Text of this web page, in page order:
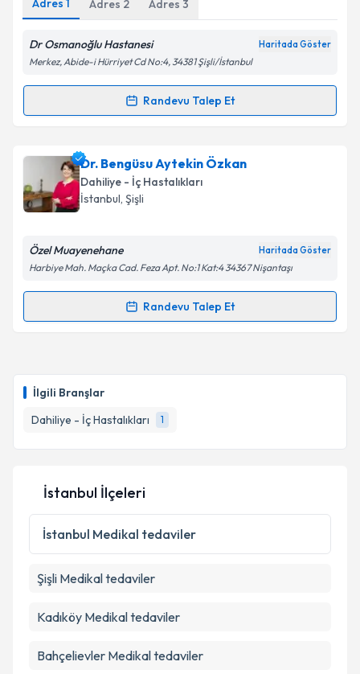
İlgili Branşlar
Dahiliye - İç Hastalıkları
1
Metni'ni okudum ve kişisel verilerimin belirtilen
kapsamda işlenmesini kabul ediyorum.
Takvim Talebini Gönder
Adres 1 Adres 2 Adres 3
Dr Osmanoğlu Hastanesi Haritada Göster
Merkez, Abide-i Hürriyet Cd No:4, 34381 Şişli/İstanbul
Randevu Talep Et
Randevu Takvimi Talebi
Uzm. Dr. Ayşe Summakiçin randevu takvimi talebi
oluşturun. Size bu uzmandan randevu almanız için bir
takvim hazırlandığında e-posta ile bilgilendireceğiz.
Kişisel verilerimin işlenmesine ilişkin
Metni'ni okudum ve kişisel verilerimin belirtilen
Dr. Bengüsu Aytekin Özkan
Dahiliye - İç Hastalıkları
İstanbul, Şişli
Özel Muayenehane Haritada Göster
Harbiye Mah. Maçka Cad. Feza Apt. No:1 Kat:4 34367 Nişantaşı
Randevu Talep Et
Randevu Takvimi Talebi
için bir takvim hazırlandığında e-posta ile
bilgilendireceğiz.
E-posta Adresiniz
Kişisel verilerimin işlenmesine ilişkin
Metni'ni okudum ve kişisel verilerimin belirtilen
Takvim Talebini Gönder
İstanbul İlçeleri
İstanbul Medikal tedaviler
Şişli Medikal tedaviler
Kadıköy Medikal tedaviler
Bahçelievler Medikal tedaviler